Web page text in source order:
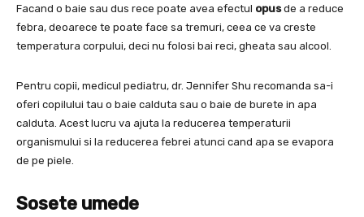
Facand o baie sau dus rece poate avea efectul opusde a reduce
febra, deoarece te poate face sa tremuri, ceea ce va creste
temperatura corpului, deci nu folosi bai reci, gheata sau alcool.
Pentru copii, medicul pediatru, dr. Jennifer Shu recomanda sa-i
oferi copilului tau o baie calduta sau o baie de burete in apa
calduta. Acest lucru va ajuta la reducerea temperaturii
organismului si la reducerea febrei atunci cand apa se evapora
de pe piele.
Sosete umede